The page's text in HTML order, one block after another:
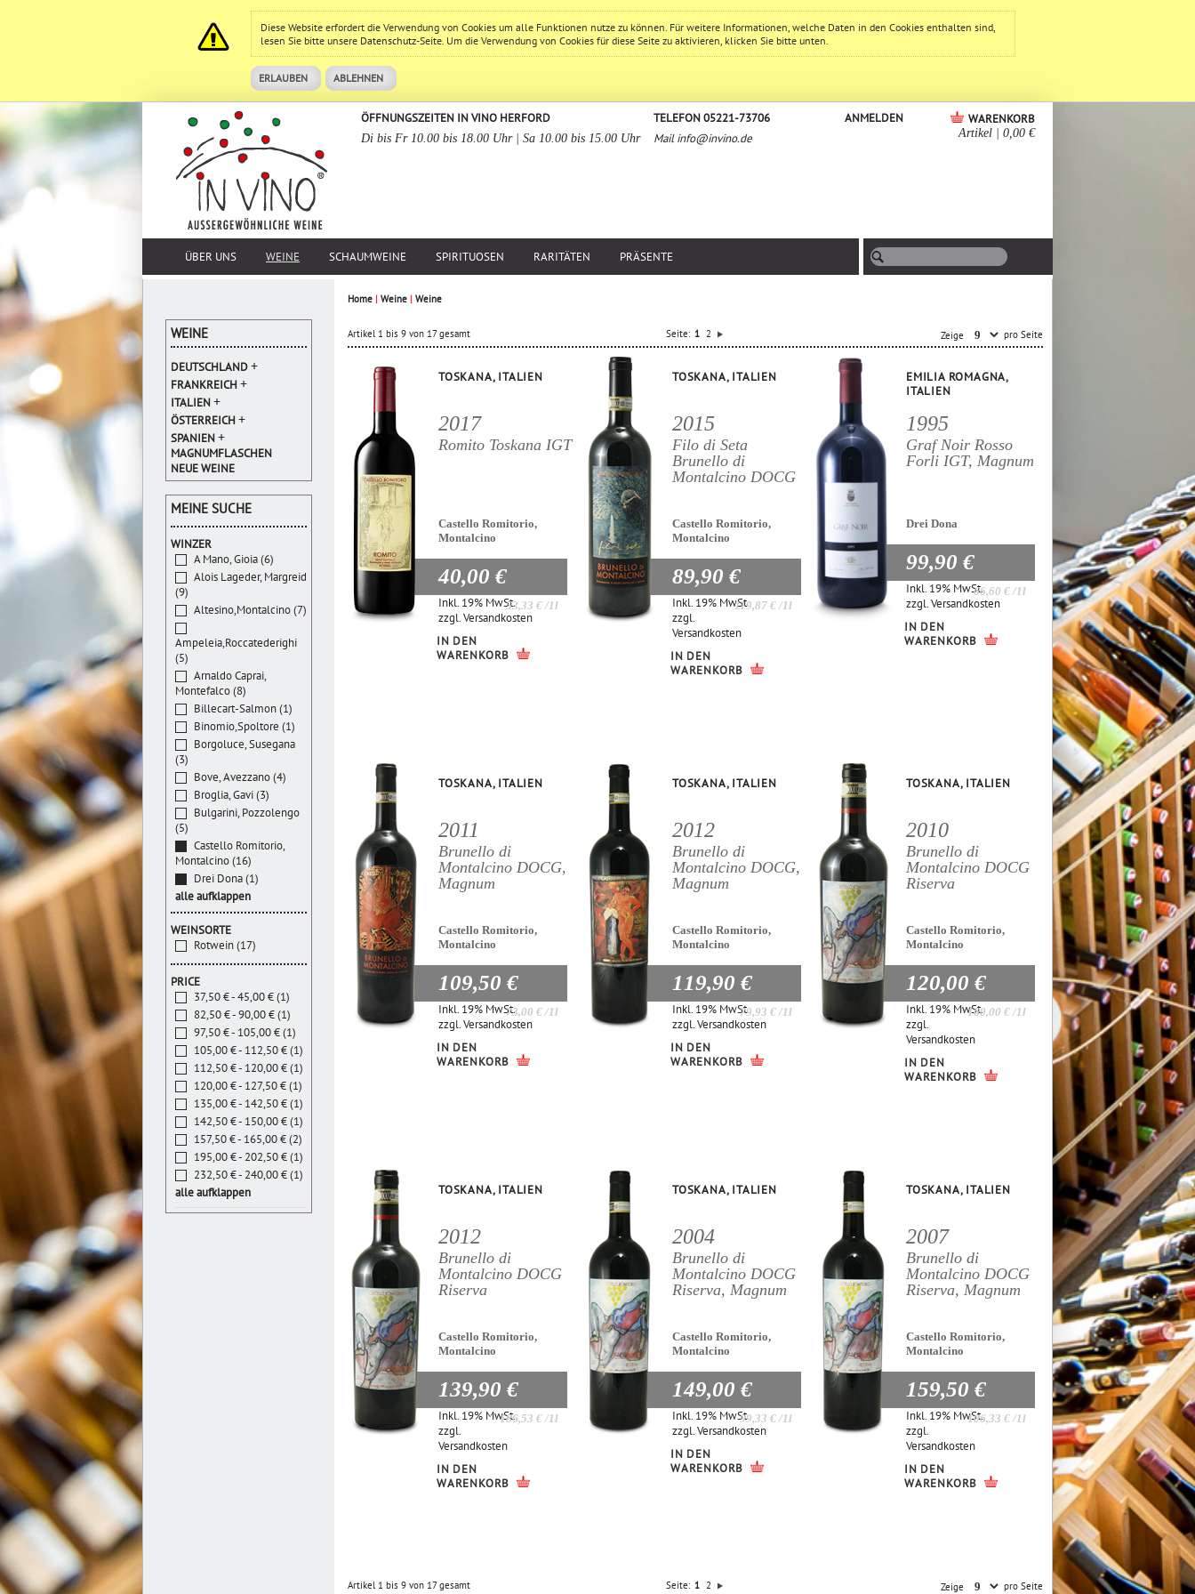
Diese Website erfordert die Verwendung von Cookies um alle Funktionen nutze zu können. Für weitere Informationen, welche Daten in den Cookies enthalten sind,
lesen Sie bitte unsere Datenschutz-Seite. Um die Verwendung von Cookies für diese Seite zu aktivieren, klicken Sie bitte unten.
ERLAUBEN ABLEHNEN
ÖFFNUNGSZEITEN IN VINO HERFORD
Di bis Fr 10.00 bis 18.00 Uhr | Sa 10.00 bis 15.00 Uhr
TELEFON 05221-73706
Mailinfo@invino.de
WARENKORB
Artikel 0,00 €
ANMELDEN
ÜBER UNS WEINE SCHAUMWEINE SPIRITUOSEN RARITÄTEN PRÄSENTE
Home | Weine | Weine
Artikel 1 bis 9 von 17 gesamt Zeige pro Seite
Seite: 1 2
TOSKANA, ITALIEN
2017
Romito Toskana IGT
Castello Romitorio,
Montalcino
40,00 €
53,33 € /1l
Inkl. 19% MwSt.
zzgl.Versandkosten
IN DEN
WARENKORB
TOSKANA, ITALIEN
2015
Filo di Seta
Brunello di
Montalcino DOCG
Castello Romitorio,
Montalcino
89,90 €
119,87 € /1l
Inkl. 19% MwSt.
zzgl.
Versandkosten
IN DEN
WARENKORB
EMILIA ROMAGNA,
ITALIEN
1995
Graf Noir Rosso
Forli IGT, Magnum
Drei Dona
99,90 €
66,60 € /1l
Inkl. 19% MwSt.
zzgl.Versandkosten
IN DEN
WARENKORB
TOSKANA, ITALIEN
2011
Brunello di
Montalcino DOCG,
Magnum
Castello Romitorio,
Montalcino
109,50 €
73,00 € /1l
Inkl. 19% MwSt.
zzgl.Versandkosten
IN DEN
WARENKORB
TOSKANA, ITALIEN
2012
Brunello di
Montalcino DOCG,
Magnum
Castello Romitorio,
Montalcino
119,90 €
79,93 € /1l
Inkl. 19% MwSt.
zzgl.Versandkosten
IN DEN
WARENKORB
TOSKANA, ITALIEN
2010
Brunello di
Montalcino DOCG
Riserva
Castello Romitorio,
Montalcino
120,00 €
160,00 € /1l
Inkl. 19% MwSt.
zzgl.
Versandkosten
IN DEN
WARENKORB
TOSKANA, ITALIEN
2012
Brunello di
Montalcino DOCG
Riserva
Castello Romitorio,
Montalcino
139,90 €
186,53 € /1l
Inkl. 19% MwSt.
zzgl.
Versandkosten
IN DEN
WARENKORB
TOSKANA, ITALIEN
2004
Brunello di
Montalcino DOCG
Riserva, Magnum
Castello Romitorio,
Montalcino
149,00 €
99,33 € /1l
Inkl. 19% MwSt.
zzgl.Versandkosten
IN DEN
WARENKORB
TOSKANA, ITALIEN
2007
Brunello di
Montalcino DOCG
Riserva, Magnum
Castello Romitorio,
Montalcino
159,50 €
106,33 € /1l
Inkl. 19% MwSt.
zzgl.
Versandkosten
IN DEN
WARENKORB
Artikel 1 bis 9 von 17 gesamt Zeige pro Seite
Seite: 1 2
WEINE
DEUTSCHLAND+
FRANKREICH+
ITALIEN+
ÖSTERREICH+
SPANIEN+
MAGNUMFLASCHEN
NEUE WEINE
MEINE SUCHE
WINZER
A Mano, Gioia (6)
Alois Lageder, Margreid
(9)
Altesino,Montalcino (7)
Ampeleia,Roccatederighi
(5)
Arnaldo Caprai,
Montefalco (8)
Billecart-Salmon (1)
Binomio,Spoltore (1)
Borgoluce, Susegana
(3)
Bove, Avezzano (4)
Broglia, Gavi (3)
Bulgarini, Pozzolengo
(5)
Castello Romitorio,
Montalcino (16)
Drei Dona (1)
alle aufklappen
WEINSORTE
Rotwein (17)
PRICE
37,50 € - 45,00 € (1)
82,50 € - 90,00 € (1)
97,50 € - 105,00 € (1)
105,00 € - 112,50 € (1)
112,50 € - 120,00 € (1)
120,00 € - 127,50 € (1)
135,00 € - 142,50 € (1)
142,50 € - 150,00 € (1)
157,50 € - 165,00 € (2)
195,00 € - 202,50 € (1)
232,50 € - 240,00 € (1)
alle aufklappen